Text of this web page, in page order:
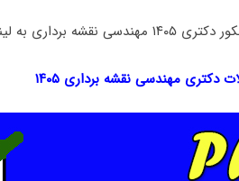
مراجعه نمایید:
دکتری مهندسی نقشه برداری ۱۴۰۵